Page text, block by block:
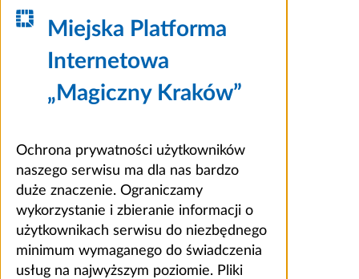
Miejska Platforma
Internetowa
„Magiczny Kraków”
Ochrona prywatności użytkowników
naszego serwisu ma dla nas bardzo
duże znaczenie. Ograniczamy
wykorzystanie i zbieranie informacji o
użytkownikach serwisu do niezbędnego
minimum wymaganego do świadczenia
usług na najwyższym poziomie. Pliki